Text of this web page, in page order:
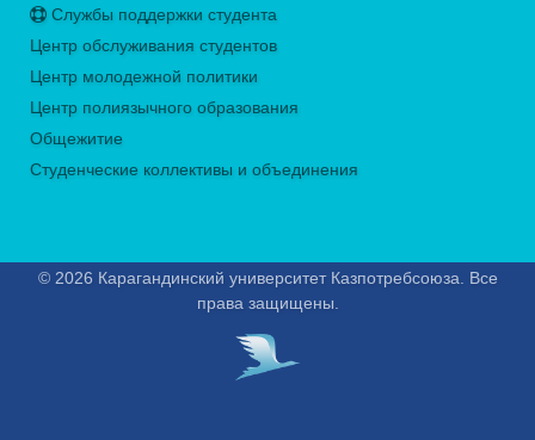
Службы поддержки студента
Центр обслуживания студентов
Центр молодежной политики
Центр полиязычного образования
Общежитие
Студенческие коллективы и объединения
© 2026 Карагандинский университет Казпотребсоюза. Все
права защищены.